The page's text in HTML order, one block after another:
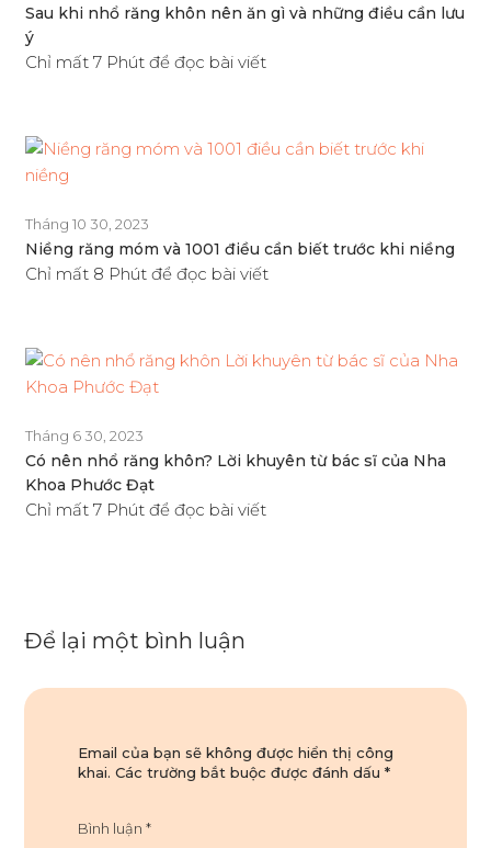
Sau khi nhổ răng khôn nên ăn gì và những điều cần lưu
ý
Chỉ mất 7 Phút để đọc bài viết
Tháng 10 30, 2023
Niềng răng móm và 1001 điều cần biết trước khi niềng
Chỉ mất 8 Phút để đọc bài viết
Tháng 6 30, 2023
Có nên nhổ răng khôn? Lời khuyên từ bác sĩ của Nha
Khoa Phước Đạt
Chỉ mất 7 Phút để đọc bài viết
Để lại một bình luận
Email của bạn sẽ không được hiển thị công
khai. Các trường bắt buộc được đánh dấu *
Bình luận *